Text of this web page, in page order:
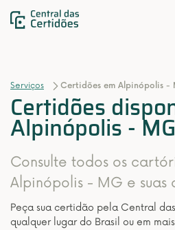
Serviços Certidões em Alpinópolis -
Certidões
Alpinópolis - MG
Consulte todos os
Alpinópolis - MG e suas
Peça sua certidão pela Central
qualquer lugar do Brasil ou em